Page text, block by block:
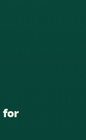
for